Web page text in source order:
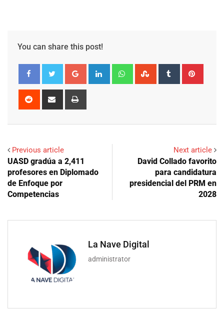
You can share this post!
Google+ LinkedIn WhatsappStumbleUpon
Tumblr
Reddit
Share
Previous article
UASD gradúa a 2,411
profesores en Diplomado
de Enfoque por
Competencias
Next article
David Collado favorito
para candidatura
presidencial del PRM en
2028
La Nave Digital
administrator